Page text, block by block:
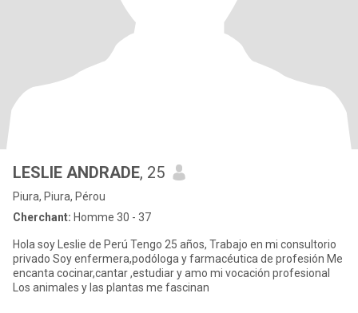
LESLIE ANDRADE, 25
Piura, Piura, Pérou
Cherchant: Homme 30 - 37
Hola soy Leslie de Perú Tengo 25 años, Trabajo en mi consultorio
privado Soy enfermera,podóloga y farmacéutica de profesión Me
encanta cocinar,cantar ,estudiar y amo mi vocación profesional
Los animales y las plantas me fascinan